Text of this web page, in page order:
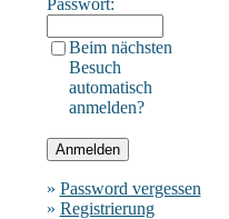
Passwort:
Beim nächsten
Besuch
automatisch
anmelden?
» Password vergessen
» Registrierung